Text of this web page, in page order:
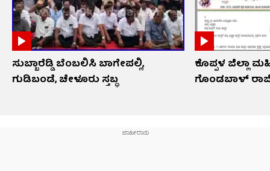
ಸುಬ್ಬಾರೆಡ್ಡಿ ಬೆಂಬಲಿಸಿ ಬಾಗೇಪಲ್ಲಿ,
ಗುಡಿಬಂಡೆ, ಚೇಳೂರು ಸ್ತಬ್ಧ
ಕೊಪ್ಪಳ ಜಿಲ್ಲಾ
ಗೊಂಡಬಾಳ್